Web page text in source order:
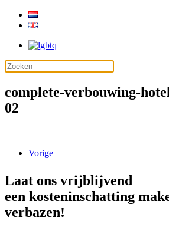
complete-verbouwing-
02
Vorige
Laat ons vrijblijvend
een kosteninschatting
verbazen!